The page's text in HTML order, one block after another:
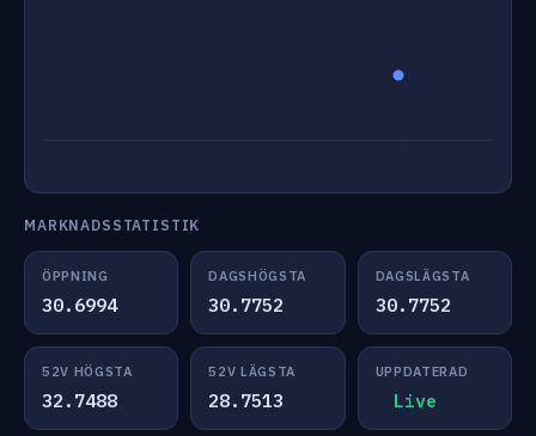
MARKNADSSTATISTIK
ÖPPNING
30.6994
DAGSHÖGSTA
30.7752
DAGSLÄGSTA
30.7752
52V HÖGSTA
32.7488
52V LÄGSTA
28.7513
UPPDATERAD
Live